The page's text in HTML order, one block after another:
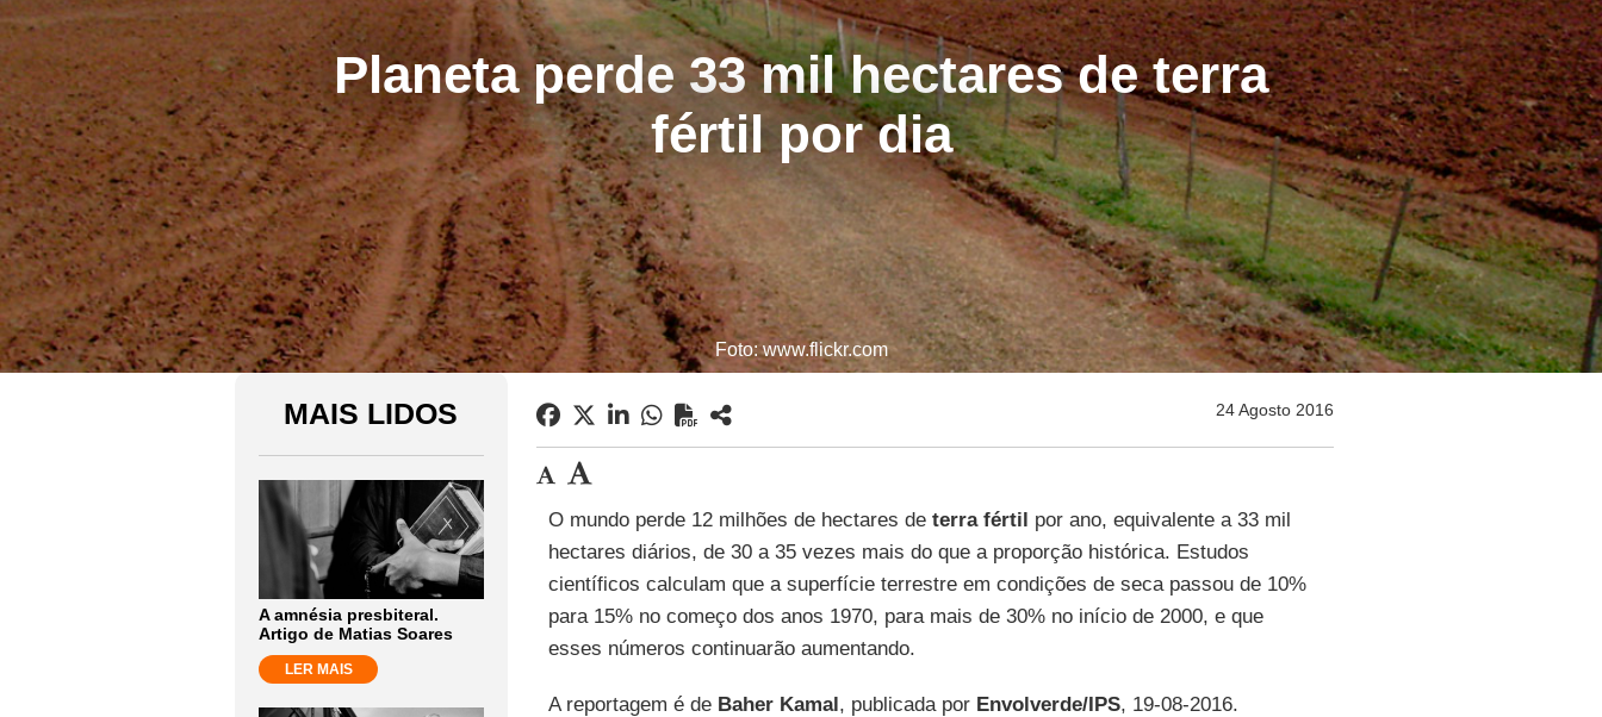
Planeta perde 33 mil hectares de terra
fértil por dia
Foto: www.flickr.com
MAIS LIDOS
A amnésia presbiteral.
Artigo de Matias Soares
LER MAIS
24 Agosto 2016
O mundo perde 12 milhões de hectares de terra fértil por ano, equivalente a 33 mil
hectares diários, de 30 a 35 vezes mais do que a proporção histórica. Estudos
científicos calculam que a superfície terrestre em condições de seca passou de 10%
para 15% no começo dos anos 1970, para mais de 30% no início de 2000, e que
esses números continuarão aumentando.
A reportagem é de Baher Kamal, publicada por Envolverde/IPS, 19-08-2016.